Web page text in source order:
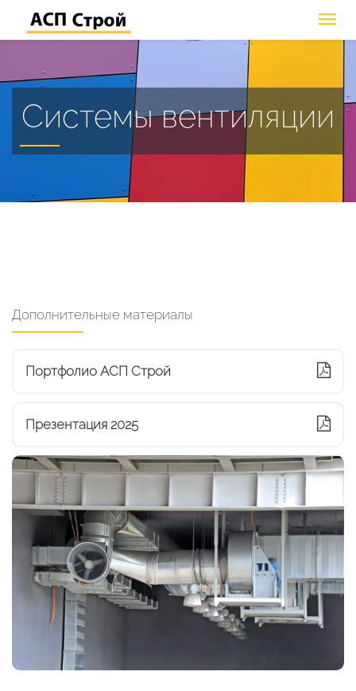
Системы вентиляции
Дополнительные материалы
Портфолио АСП Строй
Презентация 2025